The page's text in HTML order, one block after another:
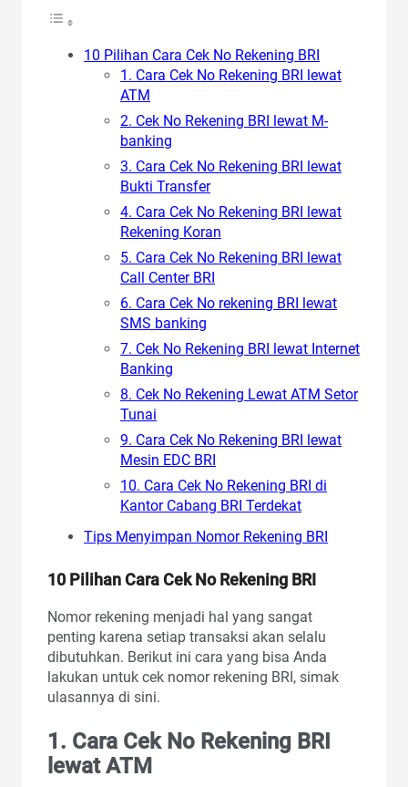
10 Pilihan Cara Cek No Rekening BRI
1. Cara Cek No Rekening BRI lewat
ATM
2. Cek No Rekening BRI lewat M-
banking
3. Cara Cek No Rekening BRI lewat
Bukti Transfer
4. Cara Cek No Rekening BRI lewat
Rekening Koran
5. Cara Cek No Rekening BRI lewat
Call Center BRI
6. Cara Cek No rekening BRI lewat
SMS banking
7. Cek No Rekening BRI lewat Internet
Banking
8. Cek No Rekening Lewat ATM Setor
Tunai
9. Cara Cek No Rekening BRI lewat
Mesin EDC BRI
10. Cara Cek No Rekening BRI di
Kantor Cabang BRI Terdekat
Tips Menyimpan Nomor Rekening BRI
10 Pilihan Cara Cek No Rekening BRI
Nomor rekening menjadi hal yang sangat
penting karena setiap transaksi akan selalu
dibutuhkan. Berikut ini cara yang bisa Anda
lakukan untuk cek nomor rekening BRI, simak
ulasannya di sini.
1. Cara Cek No Rekening BRI
lewat ATM